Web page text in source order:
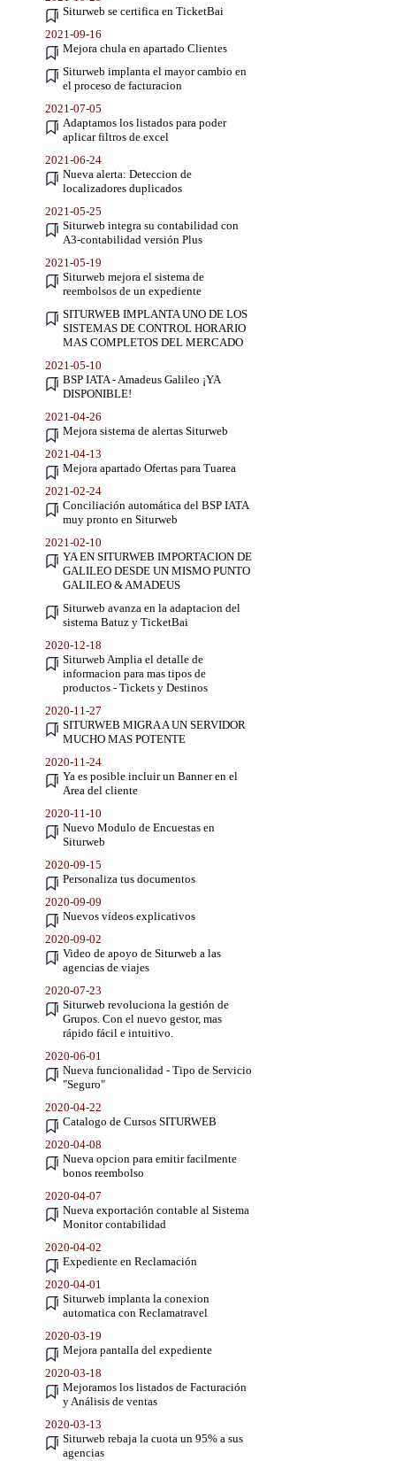
Siturweb se certifica en TicketBai
2021-09-16
Mejora chula en apartado Clientes
Siturweb implanta el mayor cambio en
el proceso de facturacion
2021-07-05
Adaptamos los listados para poder
aplicar filtros de excel
2021-06-24
Nueva alerta: Deteccion de
localizadores duplicados
2021-05-25
Siturweb integra su contabilidad con
A3-contabilidad versión Plus
2021-05-19
Siturweb mejora el sistema de
reembolsos de un expediente
SITURWEB IMPLANTA UNO DE LOS
SISTEMAS DE CONTROL HORARIO
MAS COMPLETOS DEL MERCADO
2021-05-10
BSP IATA - Amadeus Galileo ¡YA
DISPONIBLE!
2021-04-26
Mejora sistema de alertas Siturweb
2021-04-13
Mejora apartado Ofertas para Tuarea
2021-02-24
Conciliación automática del BSP IATA
muy pronto en Siturweb
2021-02-10
YA EN SITURWEB IMPORTACION DE
GALILEO DESDE UN MISMO PUNTO
GALILEO & AMADEUS
Siturweb avanza en la adaptacion del
sistema Batuz y TicketBai
2020-12-18
Siturweb Amplia el detalle de
informacion para mas tipos de
productos - Tickets y Destinos
2020-11-27
SITURWEB MIGRA A UN SERVIDOR
MUCHO MAS POTENTE
2020-11-24
Ya es posible incluir un Banner en el
Area del cliente
2020-11-10
Nuevo Modulo de Encuestas en
Siturweb
2020-09-15
Personaliza tus documentos
2020-09-09
Nuevos vídeos explicativos
2020-09-02
Video de apoyo de Siturweb a las
agencias de viajes
2020-07-23
Siturweb revoluciona la gestión de
Grupos. Con el nuevo gestor, mas
rápido fácil e intuitivo.
2020-06-01
Nueva funcionalidad - Tipo de Servicio
"Seguro"
2020-04-22
Catalogo de Cursos SITURWEB
2020-04-08
Nueva opcion para emitir facilmente
bonos reembolso
2020-04-07
Nueva exportación contable al Sistema
Monitor contabilidad
2020-04-02
Expediente en Reclamación
2020-04-01
Siturweb implanta la conexion
automatica con Reclamatravel
2020-03-19
Mejora pantalla del expediente
2020-03-18
Mejoramos los listados de Facturación
y Análisis de ventas
2020-03-13
Siturweb rebaja la cuota un 95% a sus
agencias